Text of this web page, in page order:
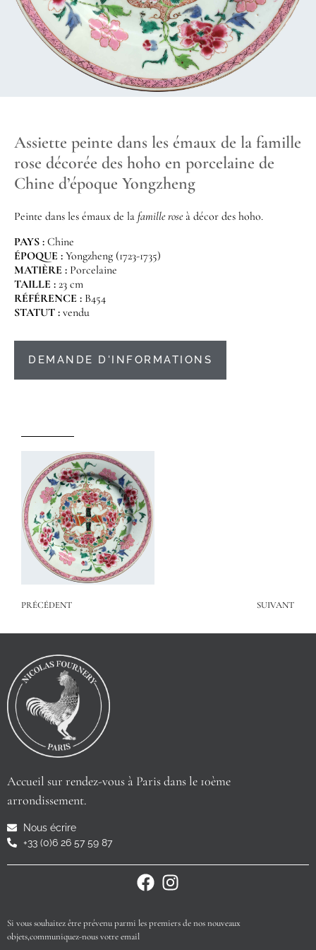
Assiette peinte dans les émaux de la famille
rose décorée des hoho en porcelaine de
Chine d’époque Yongzheng
Peinte dans les émaux de la famille roseà décor des hoho.
PAYS : Chine
ÉPOQUE : Yongzheng (1723-1735)
MATIÈRE : Porcelaine
TAILLE : 23 cm
RÉFÉRENCE : B454
STATUT : vendu
DEMANDE D'INFORMATIONS
PRÉCÉDENT SUIVANT
Accueil sur rendez-vous à Paris dans le 10ème
arrondissement.
Nous écrire
+33 (0)6 26 57 59 87
Si vous souhaitez être prévenu parmi les premiers de nos nouveaux
objets,communiquez-nous votre email